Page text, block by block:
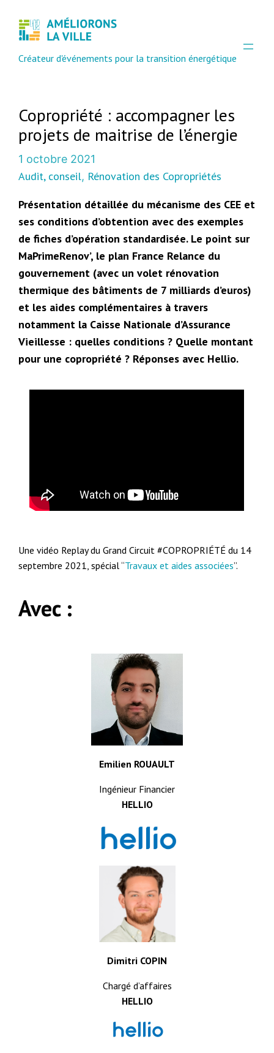
Créateur d'événements pour la transition énergétique
Copropriété : accompagner les
projets de maitrise de l’énergie
1 octobre 2021
Audit, conseil, Rénovation des Copropriétés
Présentation détaillée du mécanisme des CEE et
ses conditions d’obtention avec des exemples
de fiches d’opération standardisée. Le point sur
MaPrimeRenov’, le plan France Relance du
gouvernement (avec un volet rénovation
thermique des bâtiments de 7 milliards d’euros)
et les aides complémentaires à travers
notamment la Caisse Nationale d’Assurance
Vieillesse : quelles conditions ? Quelle montant
pour une copropriété ? Réponses avec Hellio.
Une vidéo Replay du Grand Circuit #COPROPRIÉTÉ du 14
septembre 2021, spécial “Travaux et aides associées”.
Avec :
Emilien ROUAULT
Ingénieur Financier
HELLIO
Dimitri COPIN
Chargé d’affaires
HELLIO